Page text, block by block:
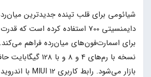
شیائومی برای قلب تپنده جدیدترین
دایمنسیتی 700 استفاده کرده است
برای اسمارت‌فون‌های میان‌رده فراهم
نسخه با رم‌های 4 و 8 و